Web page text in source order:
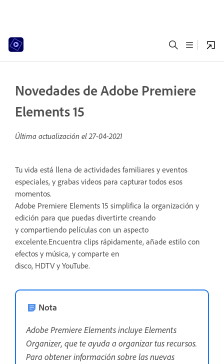
Novedades de Adobe Premiere
Elements 15
Última actualización el27-04-2021
Tu vida está llena de actividades familiares y eventos
especiales, y grabas videos para capturar todos esos
momentos.
Adobe Premiere Elements 15 simplifica la organización y
edición para que puedas divertirte creando
y compartiendo películas con un aspecto
excelente.Encuentra clips rápidamente, añade estilo con
efectos y música, y comparte en
disco, HDTV y YouTube.
Nota
Adobe Premiere Elements incluye Elements
Organizer, que te ayuda a organizar tus recursos.
Para obtener información sobre las nuevas